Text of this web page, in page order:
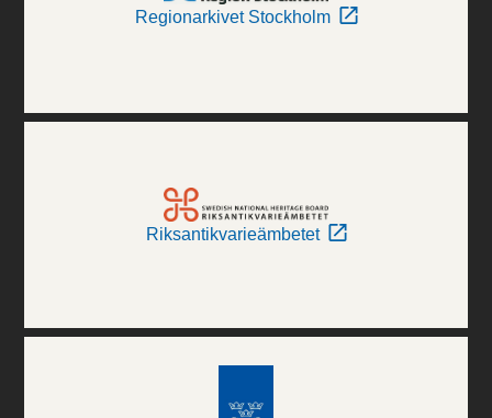
Regionarkivet Stockholm
Riksantikvarieämbetet